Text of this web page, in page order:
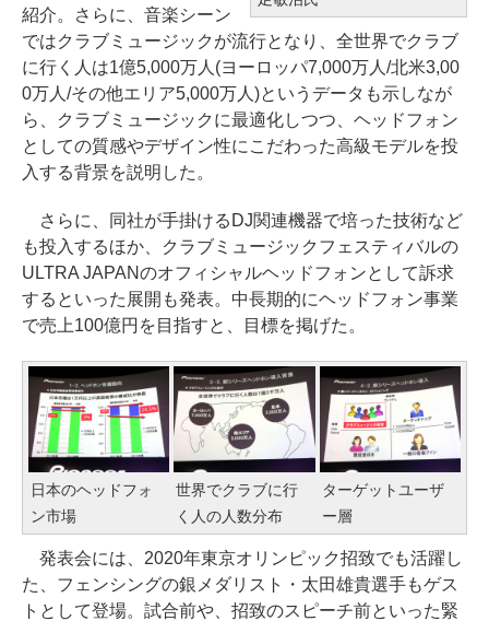
紹介。さらに、音楽シーン
ではクラブミュージックが流行となり、全世界でクラブ
に行く人は1億5,000万人(ヨーロッパ7,000万人/北米3,00
0万人/その他エリア5,000万人)というデータも示しなが
ら、クラブミュージックに最適化しつつ、ヘッドフォン
としての質感やデザイン性にこだわった高級モデルを投
入する背景を説明した。
さらに、同社が手掛けるDJ関連機器で培った技術など
も投入するほか、クラブミュージックフェスティバルの
ULTRA JAPANのオフィシャルヘッドフォンとして訴求
するといった展開も発表。中長期的にヘッドフォン事業
で売上100億円を目指すと、目標を掲げた。
日本のヘッドフォ
ン市場
世界でクラブに行
く人の人数分布
ターゲットユーザ
ー層
発表会には、2020年東京オリンピック招致でも活躍し
た、フェンシングの銀メダリスト・太田雄貴選手もゲス
トとして登場。試合前や、招致のスピーチ前といった緊